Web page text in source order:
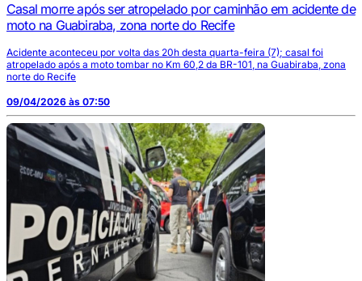
Casal morre após ser atropelado por caminhão em acidente de
moto na Guabiraba, zona norte do Recife
Acidente aconteceu por volta das 20h desta quarta-feira (7); casal foi
atropelado após a moto tombar no Km 60,2 da BR-101, na Guabiraba, zona
norte do Recife
09/04/2026 às 07:50